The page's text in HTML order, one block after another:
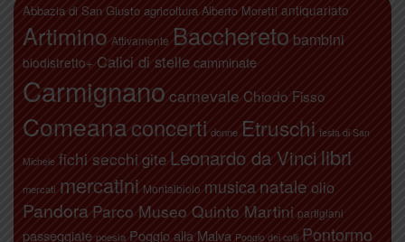
Abbazia di San Giusto agricoltura Alberto Moretti antiquariato
Artimino Attivamente Bacchereto bambini
biodistretto+ Calici di stelle camminate
Carmignano carnevale Chiodo Fisso
Comeanaconcerti donne Etruschi festa di San
Michele fichi secchi gite Leonardo da Vinci libri
mercati mercatini Montalbiolo musica natale olio
Pandora Parco Museo Quinto Martini partigiani
passeggiate poesia Poggio alla Malva Poggio dei colli Pontormo